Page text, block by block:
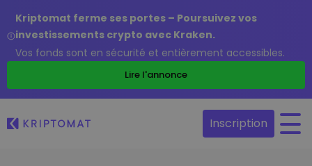
Kriptomat ferme ses portes – Poursuivez vos
investissements crypto avec Kraken.
Vos fonds sont en sécurité et entièrement accessibles.
Lire l'annonce
Inscription